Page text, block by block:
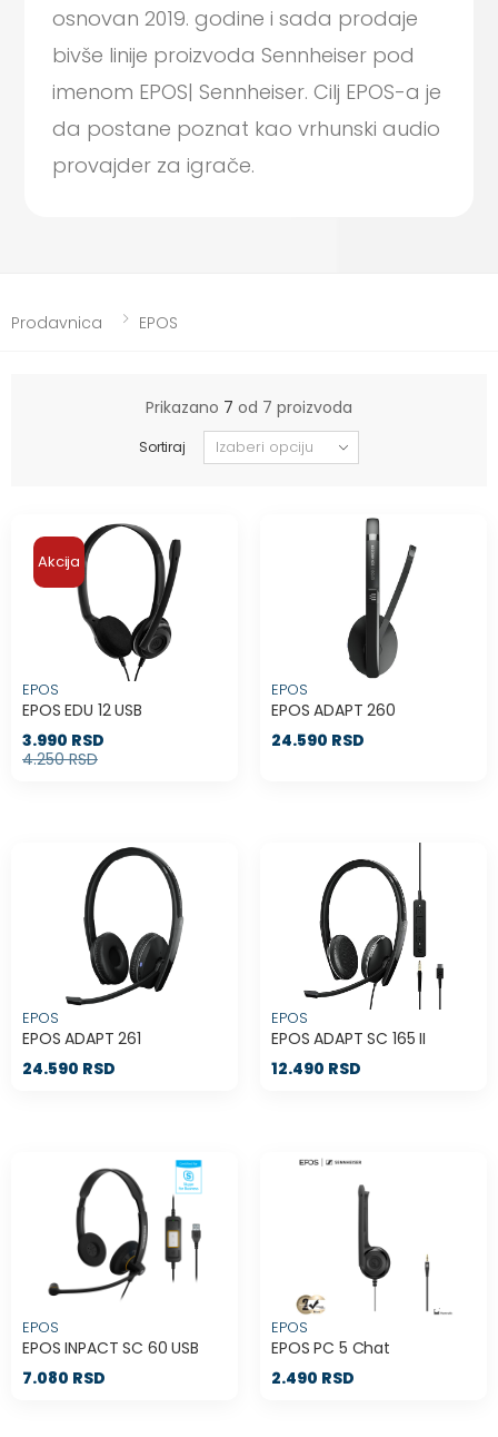
osnovan 2019. godine i sada prodaje
bivše linije proizvoda Sennheiser pod
imenom EPOS| Sennheiser. Cilj EPOS-a je
da postane poznat kao vrhunski audio
provajder za igrače.
Prodavnica EPOS
Prikazano 7 od 7 proizvoda
Sortiraj
Akcija
EPOS
EPOS EDU 12 USB
3.990 RSD
4.250 RSD
EPOS
EPOS ADAPT 260
24.590 RSD
EPOS
EPOS ADAPT 261
24.590 RSD
EPOS
EPOS ADAPT SC 165 II
12.490 RSD
EPOS
EPOS INPACT SC 60 USB
7.080 RSD
EPOS
EPOS PC 5 Chat
2.490 RSD